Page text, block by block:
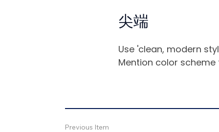
尖端
Use 'clean, modern
Mention color
Previous Item